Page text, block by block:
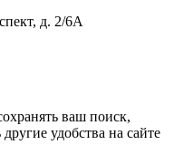
д. 2/6А
ваш поиск,
удобства на сайте